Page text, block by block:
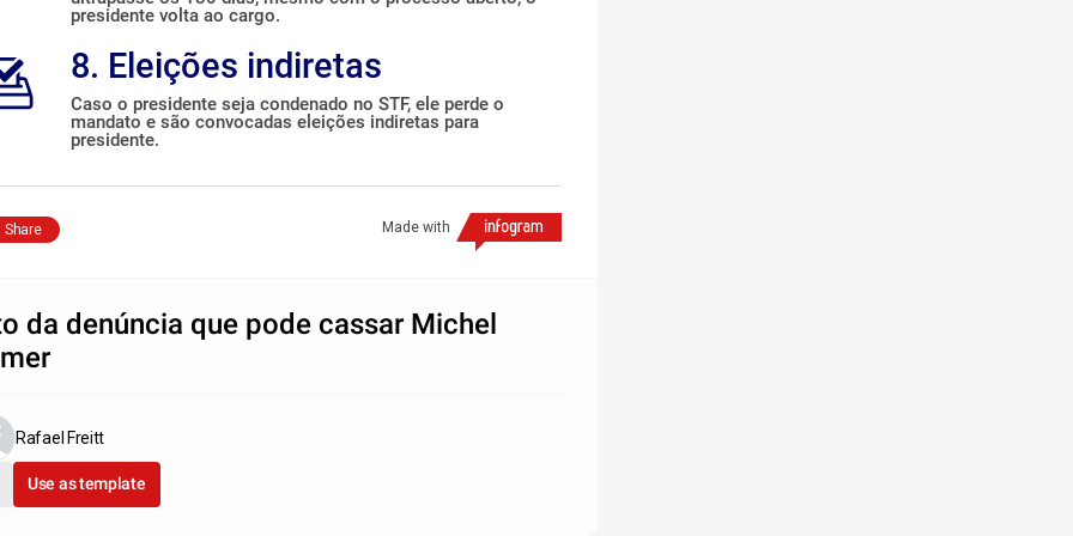
presidente volta ao cargo.
8. Eleições indiretas
Caso o presidente seja condenado no STF, ele perde o
mandato e são convocadas eleições indiretas para
presidente.
Made with
Share
da denúncia que pode cassar Michel
Rafael Freitt
Use as template